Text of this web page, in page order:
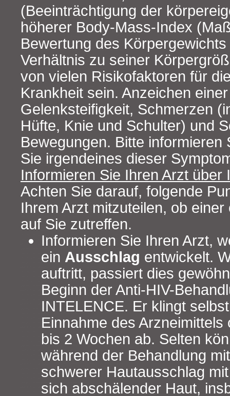
(Beeinträchtigung der
höherer Body-Mass-Index
Bewertung des
Verhältnis zu seiner
von vielen Risikofaktoren für
Krankheit sein. Anzeichen
Gelenksteifigkeit, Schmerzen
Hüfte, Knie und Schulter) und
Bewegungen. Bitte informieren
Sie irgendeines dieser
Informieren Sie Ihren Arzt über
Achten Sie darauf, folgende
Ihrem Arzt mitzuteilen, ob
auf Sie zutreffen.
Informieren Sie Ihren Arzt,
ein Ausschlag entwickelt.
auftritt, passiert dies
Beginn der Anti-HIV-
INTELENCE. Er klingt
Einnahme des
bis 2 Wochen ab. Selten
während der Behandlung
schwerer Hautausschlag
sich abschälender Haut,